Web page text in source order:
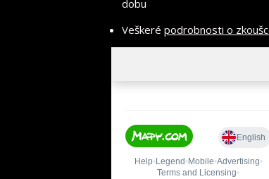
dobu
Veškeré podrobnosti o